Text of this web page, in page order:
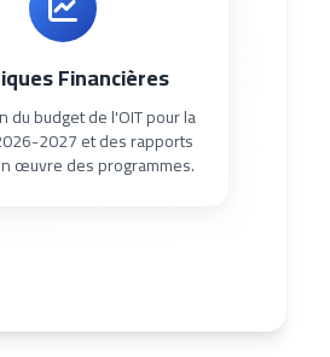
Financières
du budget de l'OIT pour la
2027 et des rapports
œuvre des programmes.